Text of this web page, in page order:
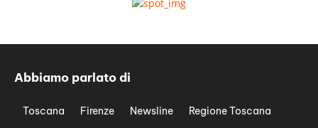
Abbiamo parlato di
Toscana Firenze Newsline
Regione Toscana